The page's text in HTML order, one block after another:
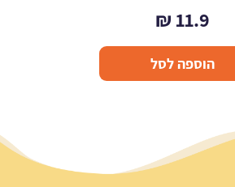
11.9
₪
הוספה לסל